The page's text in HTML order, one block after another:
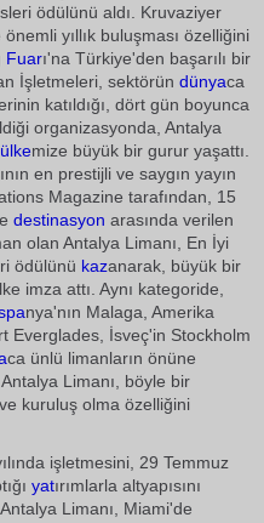
ödülünü aldı. Kruvaziyer
yıllık buluşması özelliğini
Fuarı'na Türkiye'den başarılı bir
İşletmeleri, sektörün dünyaca
katıldığı, dört gün boyunca
organizasyonda, Antalya
ülkemize büyük bir gurur yaşattı.
en prestijli ve saygın yayın
Magazine tarafından, 15
destinasyon arasında verilen
olan Antalya Limanı, En İyi
ödülünü kazanarak, büyük bir
imza attı. Aynı kategoride,
nya'nın Malaga, Amerika
Everglades, İsveç'in Stockholm
ca ünlü limanların önüne
Limanı, böyle bir
kuruluş olma özelliğini
işletmesini, 29 Temmuz
yatırımlarla altyapısını
Limanı, Miami'de